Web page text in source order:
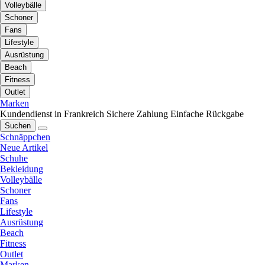
Volleybälle
Schoner
Fans
Lifestyle
Ausrüstung
Beach
Fitness
Outlet
Marken
Kundendienst in Frankreich Sichere Zahlung Einfache Rückgabe
Suchen
Schnäppchen
Neue Artikel
Schuhe
Bekleidung
Volleybälle
Schoner
Fans
Lifestyle
Ausrüstung
Beach
Fitness
Outlet